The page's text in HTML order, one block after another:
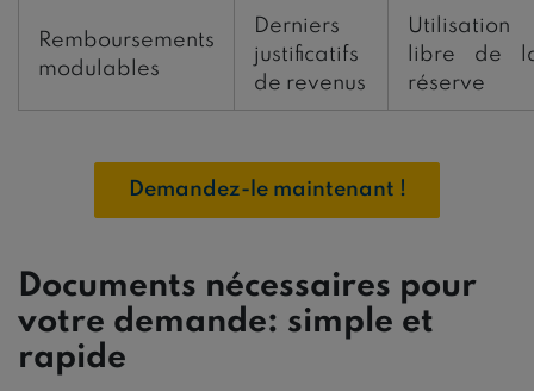
Remboursements
modulables
Derniers
justificatifs
de revenus
Utilisation
libre de
réserve
Demandez-le maintenant !
Documents nécessaires pour
votre demande: simple et
rapide